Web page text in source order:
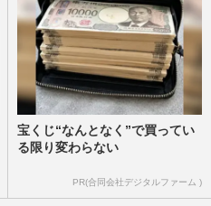
宝くじ“なんとなく”で買ってい
る限り変わらない
PR(合同会社デジタルファーム )